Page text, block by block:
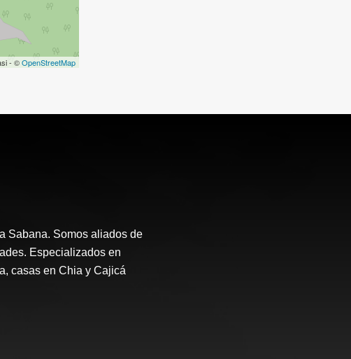
- ©OpenStreetMap
Sabana. Somos aliados de
Especializados en
casas en Chia y Cajicá